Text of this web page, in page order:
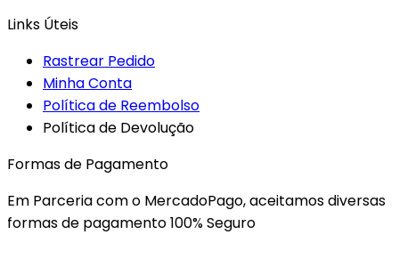
Links Úteis
Rastrear Pedido
Minha Conta
Política de Reembolso
Política de Devolução
Formas de Pagamento
Em Parceria com o MercadoPago, aceitamos diversas
formas de pagamento 100% Seguro